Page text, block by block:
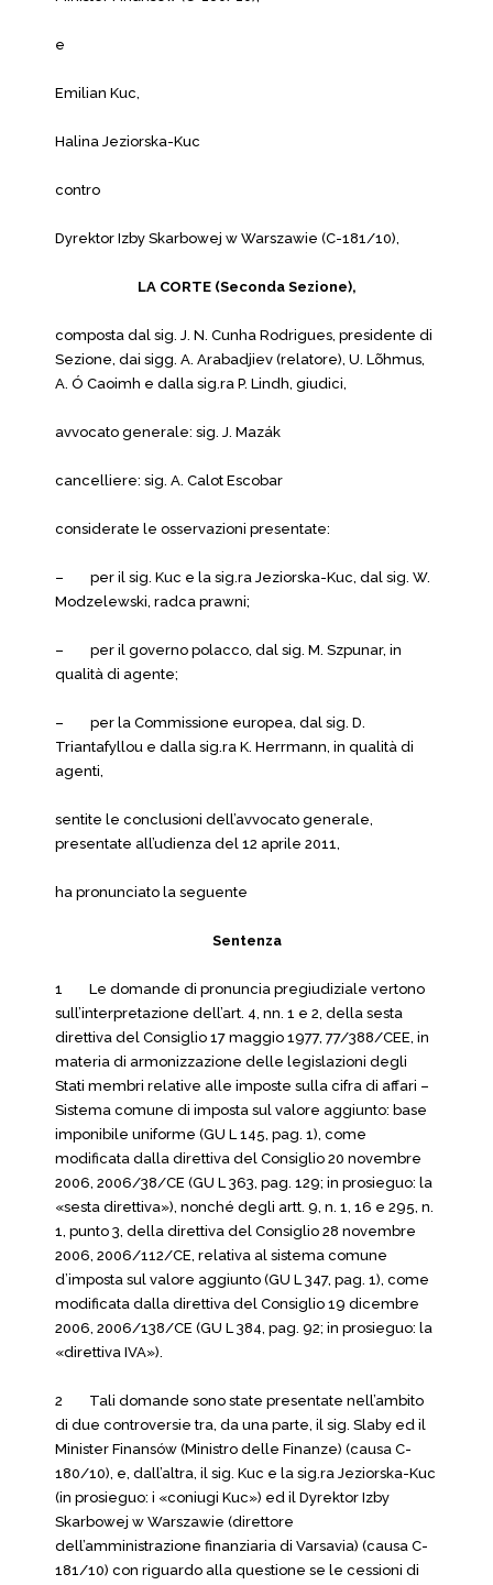
e
Emilian Kuc,
Halina Jeziorska-Kuc
contro
Dyrektor Izby Skarbowej w Warszawie (C-181/10),
LA CORTE (Seconda Sezione),
composta dal sig. J. N. Cunha Rodrigues, presidente di
Sezione, dai sigg. A. Arabadjiev (relatore), U. Lõhmus,
A. Ó Caoimh e dalla sig.ra P. Lindh, giudici,
avvocato generale: sig. J. Mazák
cancelliere: sig. A. Calot Escobar
considerate le osservazioni presentate:
– per il sig. Kuc e la sig.ra Jeziorska-Kuc, dal sig. W.
Modzelewski, radca prawni;
– per il governo polacco, dal sig. M. Szpunar, in
qualità di agente;
– per la Commissione europea, dal sig. D.
Triantafyllou e dalla sig.ra K. Herrmann, in qualità di
agenti,
sentite le conclusioni dell’avvocato generale,
presentate all’udienza del 12 aprile 2011,
ha pronunciato la seguente
Sentenza
1 Le domande di pronuncia pregiudiziale vertono
sull’interpretazione dell’art. 4, nn. 1 e 2, della sesta
direttiva del Consiglio 17 maggio 1977, 77/388/CEE, in
materia di armonizzazione delle legislazioni degli
Stati membri relative alle imposte sulla cifra di affari –
Sistema comune di imposta sul valore aggiunto: base
imponibile uniforme (GU L 145, pag. 1), come
modificata dalla direttiva del Consiglio 20 novembre
2006, 2006/38/CE (GU L 363, pag. 129; in prosieguo: la
«sesta direttiva»), nonché degli artt. 9, n. 1, 16 e 295, n.
1, punto 3, della direttiva del Consiglio 28 novembre
2006, 2006/112/CE, relativa al sistema comune
d’imposta sul valore aggiunto (GU L 347, pag. 1), come
modificata dalla direttiva del Consiglio 19 dicembre
2006, 2006/138/CE (GU L 384, pag. 92; in prosieguo: la
«direttiva IVA»).
2 Tali domande sono state presentate nell’ambito
di due controversie tra, da una parte, il sig. Slaby ed il
Minister Finansów (Ministro delle Finanze) (causa C-
180/10), e, dall’altra, il sig. Kuc e la sig.ra Jeziorska-Kuc
(in prosieguo: i «coniugi Kuc») ed il Dyrektor Izby
Skarbowej w Warszawie (direttore
dell’amministrazione finanziaria di Varsavia) (causa C-
181/10) con riguardo alla questione se le cessioni di